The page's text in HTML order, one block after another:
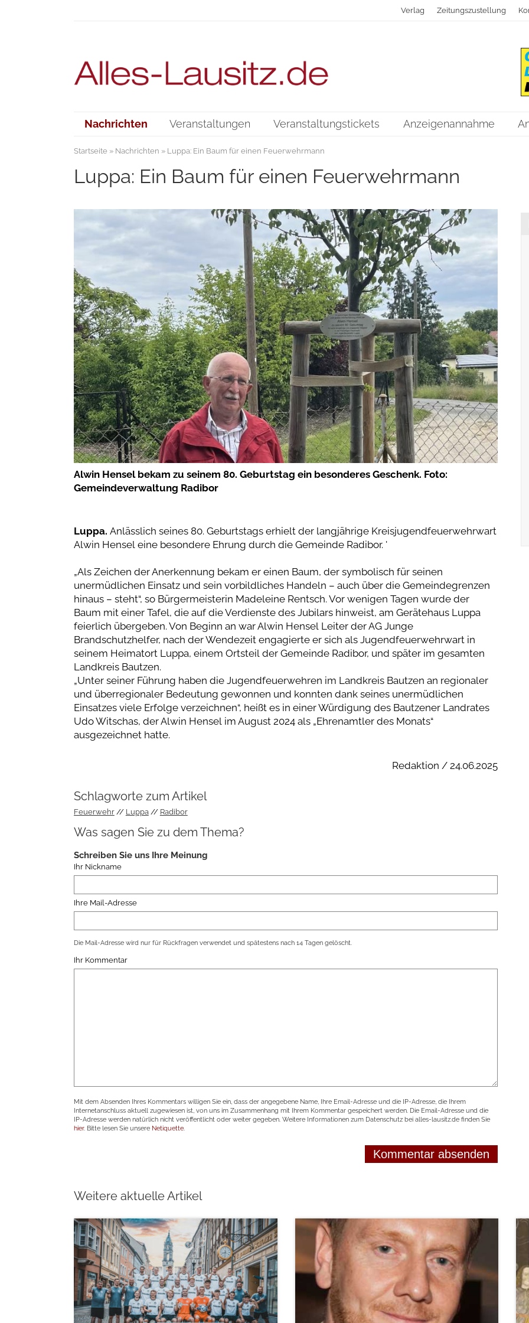
Verlag Zeitungszustellung
Nachrichten Veranstaltungen Veranstaltungstickets Anzeigenannahme
Startseite» Nachrichten » Luppa: Ein Baum für einen Feuerwehrmann
Luppa: Ein Baum für einen Feuerwehrmann
Alwin Hensel bekam zu seinem 80. Geburtstag ein besonderes Geschenk. Foto:
Gemeindeverwaltung Radibor
Luppa. Anlässlich seines 80. Geburtstags erhielt der langjährige Kreisjugendfeuerwehrwart
Alwin Hensel eine besondere Ehrung durch die Gemeinde Radibor. '
„Als Zeichen der Anerkennung bekam er einen Baum, der symbolisch für seinen
unermüdlichen Einsatz und sein vorbildliches Handeln – auch über die Gemeindegrenzen
hinaus – steht“, so Bürgermeisterin Madeleine Rentsch. Vor wenigen Tagen wurde der
Baum mit einer Tafel, die auf die Verdienste des Jubilars hinweist, am Gerätehaus Luppa
feierlich übergeben. Von Beginn an war Alwin Hensel Leiter der AG Junge
Brandschutzhelfer, nach der Wendezeit engagierte er sich als Jugendfeuerwehrwart in
seinem Heimatort Luppa, einem Ortsteil der Gemeinde Radibor, und später im gesamten
Landkreis Bautzen.
„Unter seiner Führung haben die Jugendfeuerwehren im Landkreis Bautzen an regionaler
und überregionaler Bedeutung gewonnen und konnten dank seines unermüdlichen
Einsatzes viele Erfolge verzeichnen“, heißt es in einer Würdigung des Bautzener Landrates
Udo Witschas, der Alwin Hensel im August 2024 als „Ehrenamtler des Monats“
ausgezeichnet hatte.
Redaktion / 24.06.2025
Schlagworte zum Artikel
Feuerwehr Luppa Radibor
Was sagen Sie zu dem Thema?
Schreiben Sie uns Ihre Meinung
Ihr Nickname
Ihre Mail-Adresse
Die Mail-Adresse wird nur für Rückfragen verwendet und spätestens nach 14 Tagen gelöscht.
Ihr Kommentar
Mit dem Absenden Ihres Kommentars willigen Sie ein, dass der angegebene Name, Ihre Email-Adresse und die IP-Adresse, die Ihrem
Internetanschluss aktuell zugewiesen ist, von uns im Zusammenhang mit Ihrem Kommentar gespeichert werden. Die Email-Adresse und die
IP-Adresse werden natürlich nicht veröffentlicht oder weiter gegeben. Weitere Informationen zum Datenschutz bei alles-lausitz.de finden Sie
hier. Bitte lesen Sie unsere Netiquette.
Weitere aktuelle Artikel
weiterlesen weiterlesen